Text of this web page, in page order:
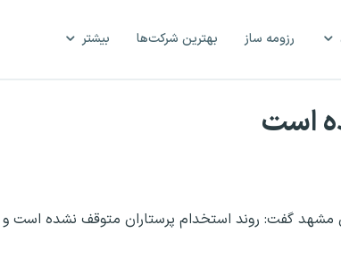
رزومه ساز بهترین شرکت‌ها بیشتر
است
مشهد گفت: روند استخدام پرستاران متوقف نشده